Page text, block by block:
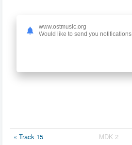
« Track 15 MDK 2
www.ostmusic.org
Would like to send you notifications